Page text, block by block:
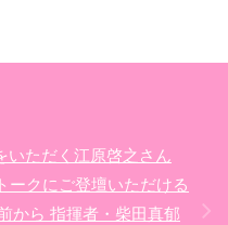
いただく江原啓之さん
ークにご登壇いただける
から 指揮者・柴田真郁